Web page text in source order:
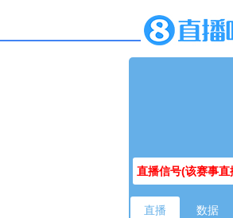
直播信号(该赛事直
直播 数据